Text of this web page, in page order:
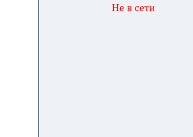
Не в сети